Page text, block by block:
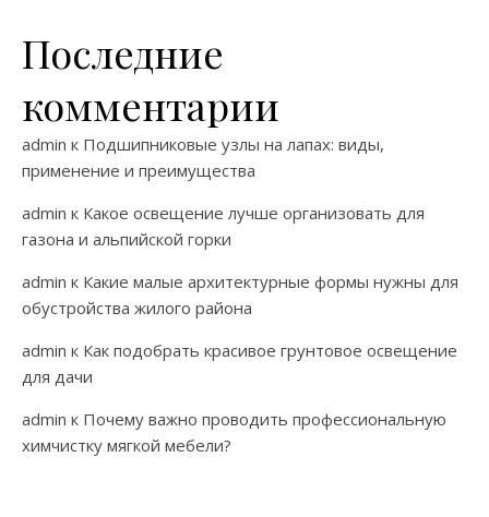
Последние
комментарии
admin к Подшипниковые узлы на лапах: виды,
применение и преимущества
admin к Какое освещение лучше организовать для
газона и альпийской горки
admin к Какие малые архитектурные формы нужны для
обустройства жилого района
admin к Как подобрать красивое грунтовое освещение
для дачи
admin к Почему важно проводить профессиональную
химчистку мягкой мебели?